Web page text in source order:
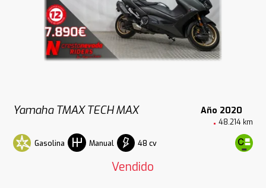
Yamaha TMAX TECH MAX Año 2020
48.214 km
Gasolina Manual 48 cv
Vendido